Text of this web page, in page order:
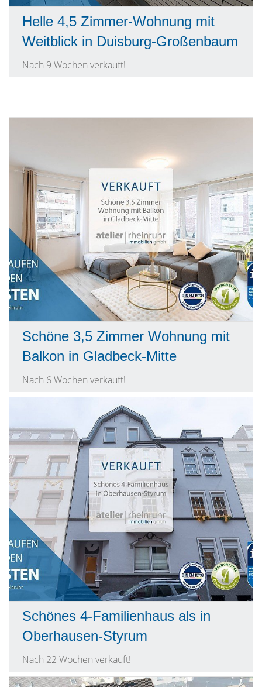
Helle 4,5 Zimmer-Wohnung mit
Weitblick in Duisburg-Großenbaum
Nach 9 Wochen verkauft!
Schöne 3,5 Zimmer Wohnung mit
Balkon in Gladbeck-Mitte
Nach 6 Wochen verkauft!
Schönes 4-Familienhaus als in
Oberhausen-Styrum
Nach 22 Wochen verkauft!